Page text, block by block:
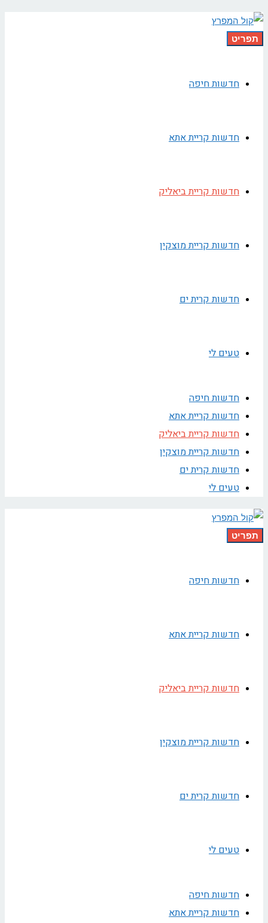
תפריט
חדשות חיפה
חדשות קריית אתא
חדשות קריית ביאליק
חדשות קריית מוצקין
חדשות קרית ים
טעים לי
חדשות חיפה
חדשות קריית אתא
חדשות קריית ביאליק
חדשות קריית מוצקין
חדשות קרית ים
טעים לי
תפריט
חדשות חיפה
חדשות קריית אתא
חדשות קריית ביאליק
חדשות קריית מוצקין
חדשות קרית ים
טעים לי
חדשות חיפה
חדשות קריית אתא